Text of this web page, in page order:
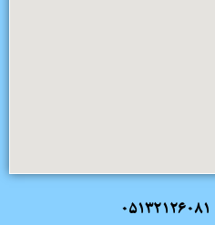
05132126081